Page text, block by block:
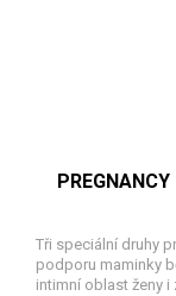
Tři speciální druhy
podporu maminky
intimní oblast ženy i